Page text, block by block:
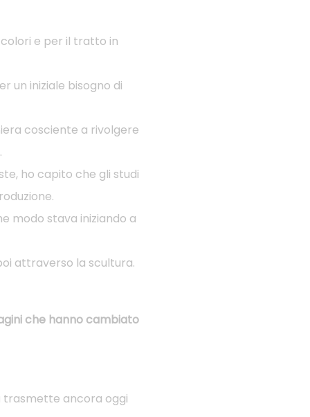
e per il tratto in
un iniziale bisogno di
cosciente a rivolgere
ho capito che gli studi
modo stava iniziando a
attraverso la scultura.
che hanno cambiato
trasmette ancora oggi